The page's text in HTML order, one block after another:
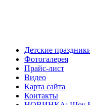
Детские
Фотогалерея
Прайс-лист
Видео
Карта сайта
Контакты